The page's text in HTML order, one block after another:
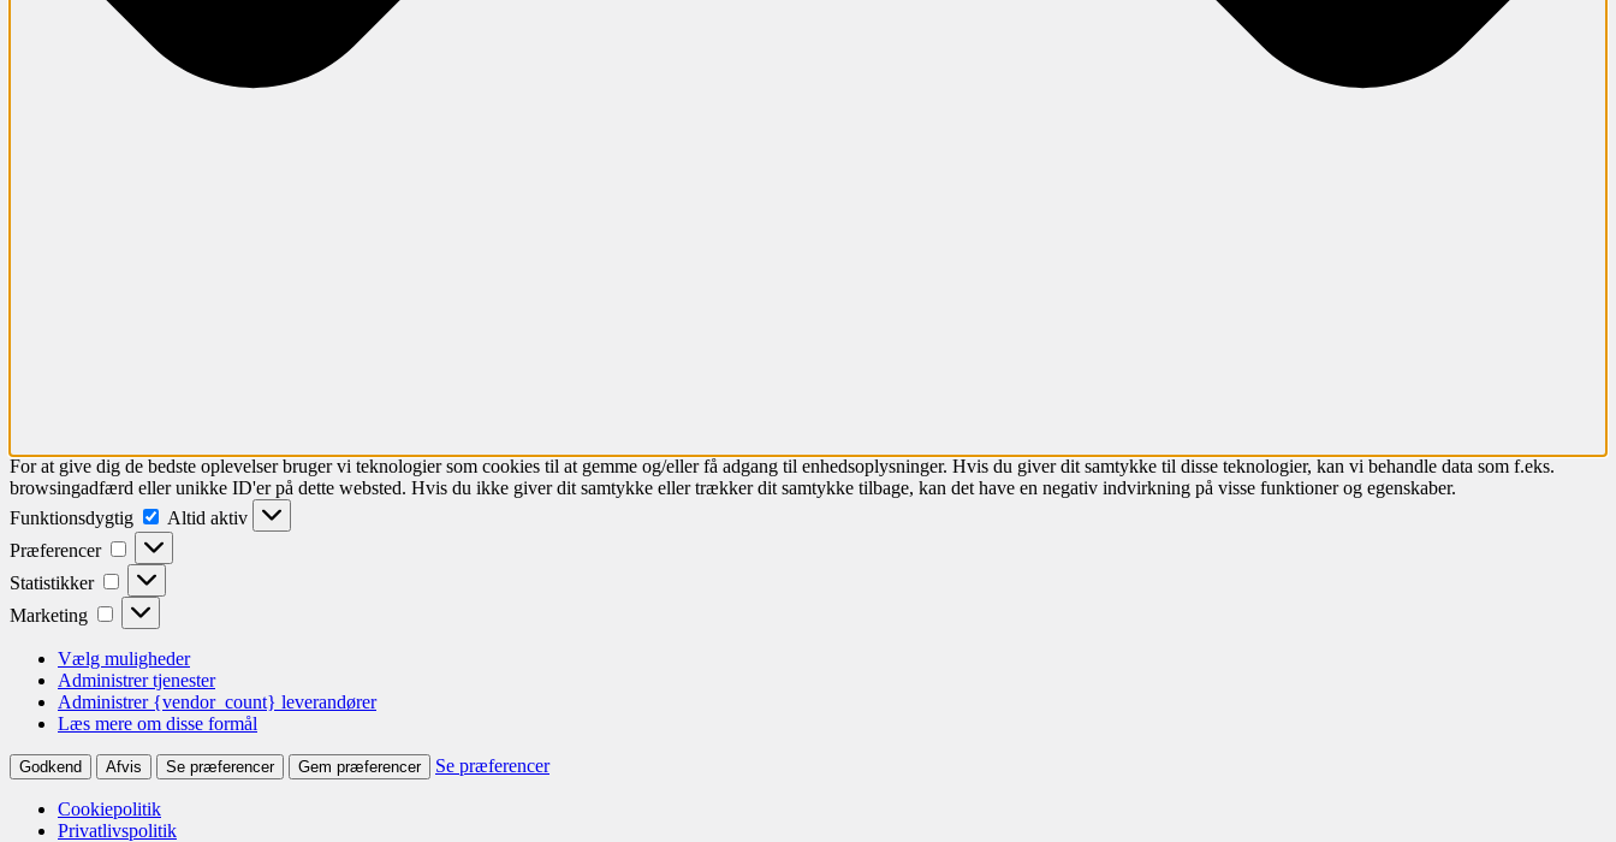
For at give dig de bedste oplevelser bruger vi teknologier som cookies til at gemme og/eller få adgang til enhedsoplysninger. Hvis du giver dit samtykke til disse teknologier, kan vi behandle data som f.eks.
browsingadfærd eller unikke ID'er på dette websted. Hvis du ikke giver dit samtykke eller trækker dit samtykke tilbage, kan det have en negativ indvirkning på visse funktioner og egenskaber.
Funktionsdygtig
Altid aktiv
Præferencer
Statistikker
Marketing
Vælg muligheder
Administrer tjenester
Administrer {vendor_count} leverandører
Læs mere om disse formål
Godkend Afvis Se præferencer Gem præferencer Se præferencer
Cookiepolitik
Privatlivspolitik